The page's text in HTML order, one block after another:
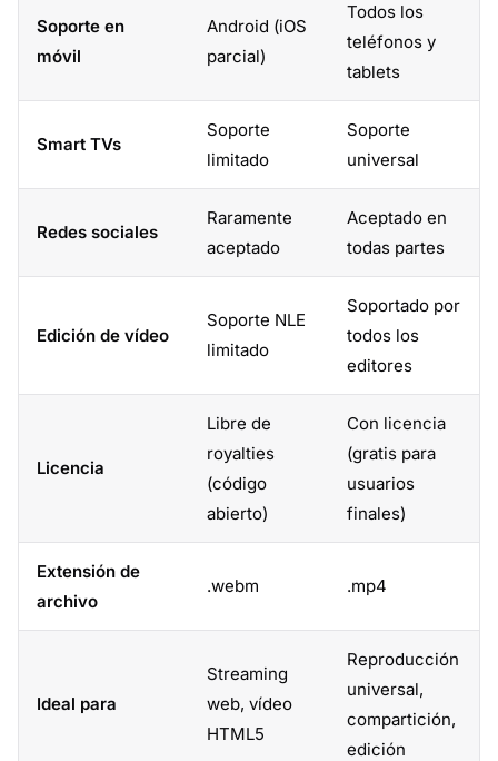
Soporte en
móvil
Android (iOS
parcial)
Todos los
teléfonos y
tablets
Smart TVs
Soporte
limitado
Soporte
universal
Redes sociales
Raramente
aceptado
Aceptado en
todas partes
Edición de vídeo
Soporte NLE
limitado
Soportado por
todos los
editores
Licencia
Libre de
royalties
(código
abierto)
Con licencia
(gratis para
usuarios
finales)
Extensión de
archivo
.webm .mp4
Ideal para
Streaming
web, vídeo
HTML5
Reproducción
universal,
compartición,
edición